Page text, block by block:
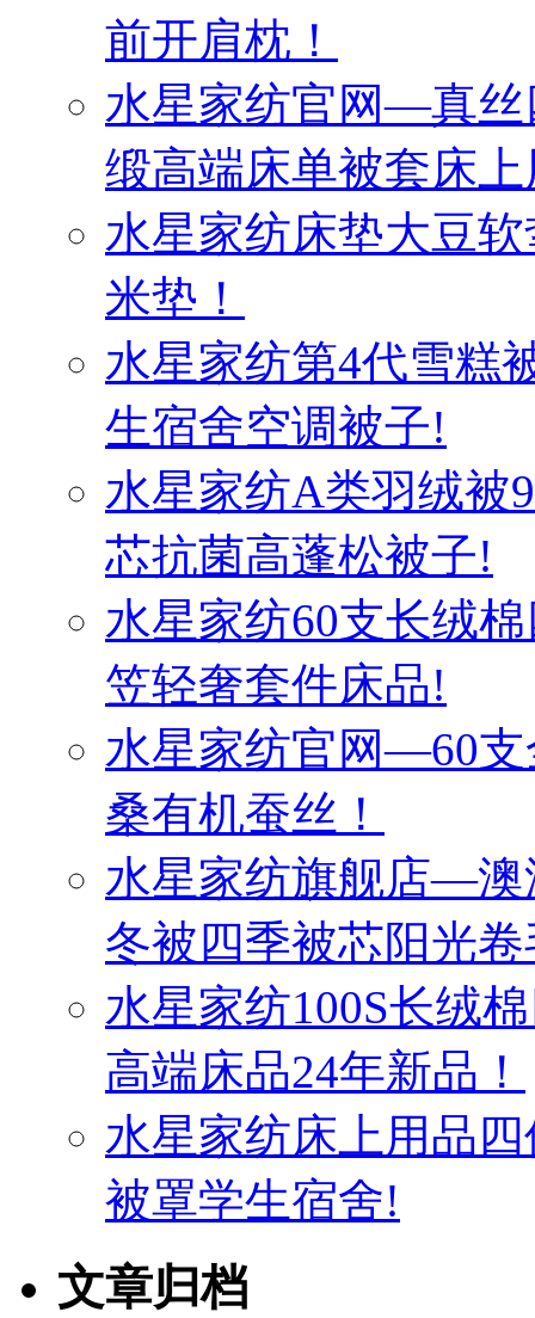
前开肩枕！
水星家纺官网—真丝
缎高端床单被套床
水星家纺床垫大豆
米垫！
水星家纺第4代雪糕
生宿舍空调被子!
水星家纺A类羽绒被
芯抗菌高蓬松被子!
水星家纺60支长绒
笠轻奢套件床品!
水星家纺官网—60
桑有机蚕丝！
水星家纺旗舰店—澳
冬被四季被芯阳光
水星家纺100S长绒
高端床品24年新品！
水星家纺床上用品
被罩学生宿舍!
文章归档